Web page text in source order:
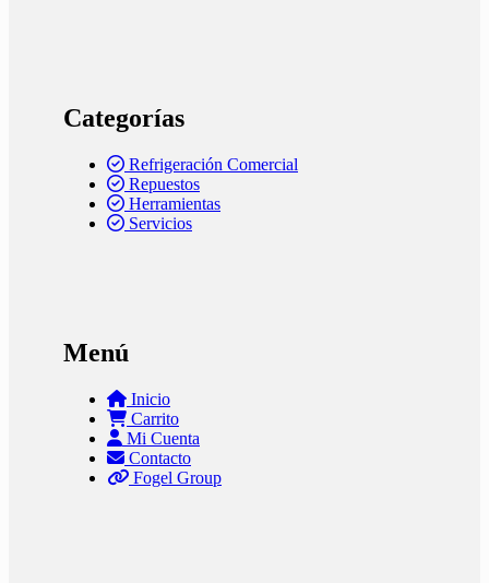
Categorías
Refrigeración Comercial
Repuestos
Herramientas
Servicios
Menú
Inicio
Carrito
Mi Cuenta
Contacto
Fogel Group